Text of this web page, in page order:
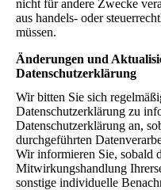
nicht für andere Zwecke
aus handels- oder
müssen.
Änderungen und
Datenschutzerklärung
Wir bitten Sie sich
Datenschutzerklärung zu
Datenschutzerklärung an,
durchgeführten
Wir informieren Sie, sobald
Mitwirkungshandlung
sonstige individuelle